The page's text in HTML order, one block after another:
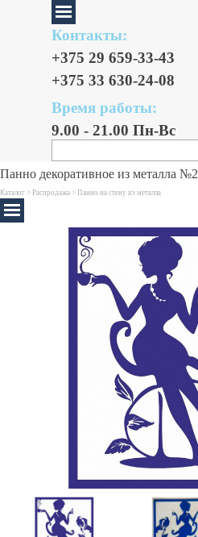
Контакты:
+375 29 659-33-43
+375 33 630-24-08
Время работы:
9.00 - 21.00 Пн-Вс
Панно декоративное из металла №2
Каталог > Распродажа > Панно на стену из металла